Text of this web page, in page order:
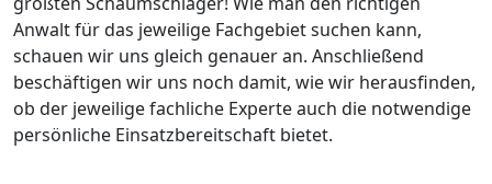
Anwalt für das jeweilige Fachgebiet suchen kann,
schauen wir uns gleich genauer an. Anschließend
beschäftigen wir uns noch damit, wie wir herausfinden,
ob der jeweilige fachliche Experte auch die notwendige
persönliche Einsatzbereitschaft bietet.